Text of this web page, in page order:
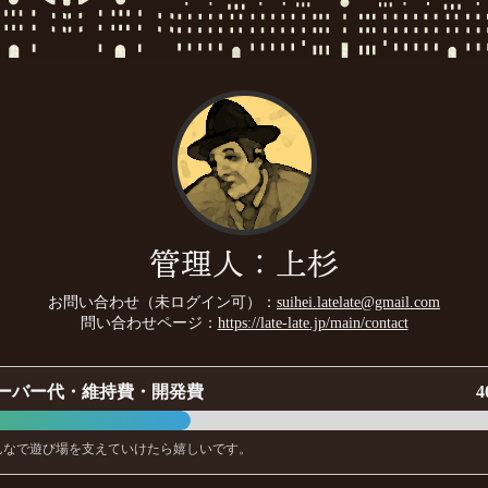
管理人：上杉
お問い合わせ（未ログイン可）： suihei.latelate@gmail.com
問い合わせページ： https://late-late.jp/main/contact
バー代・維持費・開発費
で遊び場を支えていけたら嬉しいです。